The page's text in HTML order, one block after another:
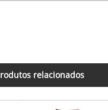
relacionados